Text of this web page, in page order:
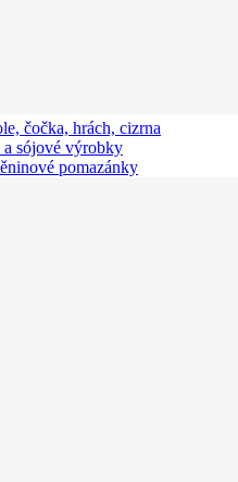
čočka, hrách, cizrna
a sójové výrobky
pomazánky